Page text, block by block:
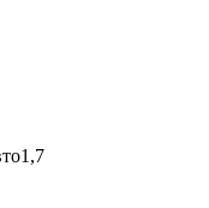
1,7